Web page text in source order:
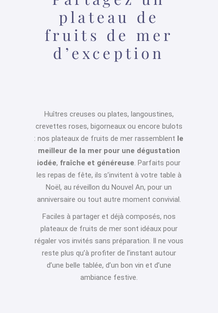
plateau de
fruits de mer
d’exception
Huîtres creuses ou plates, langoustines,
crevettes roses, bigorneaux ou encore bulots
: nos plateaux de fruits de mer rassemblent le
meilleur de la mer pour une dégustation
iodée, fraîche et généreuse. Parfaits pour
les repas de fête, ils s’invitent à votre table à
Noël, au réveillon du Nouvel An, pour un
anniversaire ou tout autre moment convivial.
Faciles à partager et déjà composés, nos
plateaux de fruits de mer sont idéaux pour
régaler vos invités sans préparation. Il ne vous
reste plus qu’à profiter de l’instant autour
d’une belle tablée, d’un bon vin et d’une
ambiance festive.